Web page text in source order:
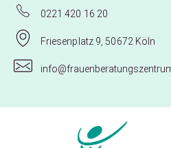
0221 420 16 20
Friesenplatz 9, 50672 Köln